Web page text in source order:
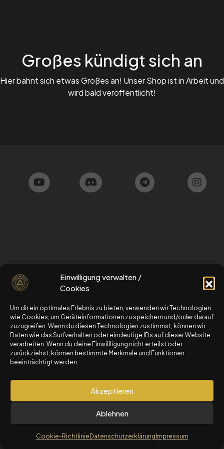
Einwilligung verwalten /
Cookies
Um dir ein optimales Erlebnis zu bieten, verwenden wir Technologien
wie Cookies, um Geräteinformationen zu speichern und/oder darauf
zuzugreifen. Wenn du diesen Technologien zustimmst, können wir
Daten wie das Surfverhalten oder eindeutige IDs auf dieser Website
verarbeiten. Wenn du deine Einwillligung nicht erteilst oder
zurückziehst, können bestimmte Merkmale und Funktionen
beeinträchtigt werden.
Akzeptieren
Ablehnen
Cookie-Richtlinie Datenschutzerklärung Impressum
Großes kündigt sich an
Hier bahnt sich etwas Großes an! Unser Shop ist in Arbeit und
wird bald veröffentlicht!
schau dir gerne auch unseren kostenlosen
OptionsStarterKurs an
zum OptionsStarterKurs
© 2025 The Option Circle by Travel4AuroCapital LTD.
Alle Rechte vorbehalten.
erhebliche Risiken und ist nicht für alle Anleger
geeignet.
Für detaillierte Informationen: Risikohinweis und
Nutzungsbedingungen